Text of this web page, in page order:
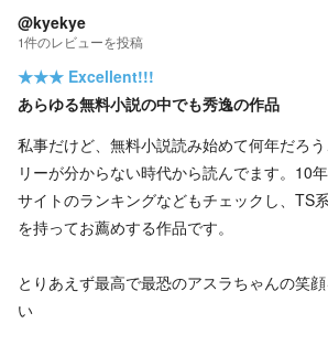
@kyekye
1件のレビューを投稿
★★★ Excellent!!!
あらゆる無料小説の中でも秀逸の作品
私事だけど、無料小説読み始めて何年だろ
リーが分からない時代から読んでます。10
サイトのランキングなどもチェックし、TS
を持ってお薦めする作品です。
とりあえず最高で最恐のアスラちゃんの笑
い